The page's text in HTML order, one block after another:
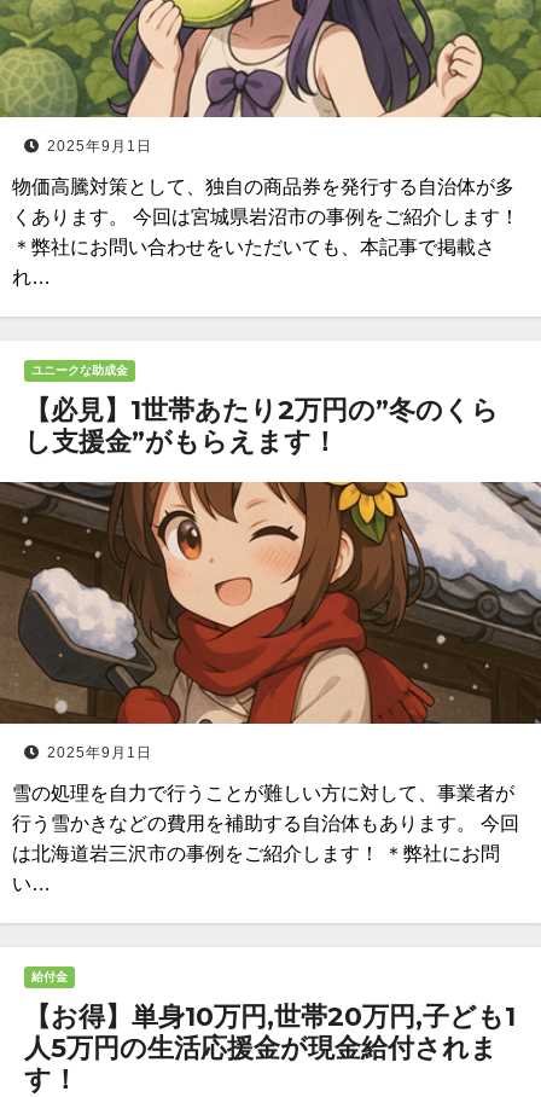
2025年9月1日
物価高騰対策として、独自の商品券を発行する自治体が多
くあります。 今回は宮城県岩沼市の事例をご紹介します！
＊弊社にお問い合わせをいただいても、本記事で掲載さ
れ…
ユニークな助成金
【必見】1世帯あたり2万円の”冬のくら
し支援金”がもらえます！
2025年9月1日
雪の処理を自力で行うことが難しい方に対して、事業者が
行う雪かきなどの費用を補助する自治体もあります。 今回
は北海道岩三沢市の事例をご紹介します！ ＊弊社にお問
い…
給付金
【お得】単身10万円,世帯20万円,子ども1
人5万円の生活応援金が現金給付されま
す！